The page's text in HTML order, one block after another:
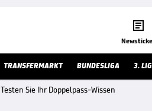

TRANSFERMARKT BUNDESLIGA 3.
Testen Sie Ihr Doppelpass-Wissen